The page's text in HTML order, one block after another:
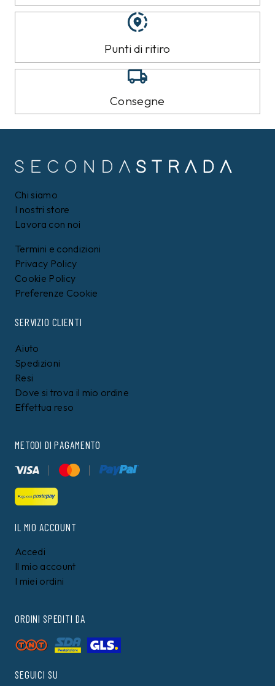
Punti di ritiro
Consegne
Chi siamo
I nostri store
Lavora con noi
Termini e condizioni
Privacy Policy
Cookie Policy
Preferenze Cookie
SERVIZIO CLIENTI
Aiuto
Spedizioni
Resi
Dove si trova il mio ordine
Effettua reso
METODI DI PAGAMENTO
IL MIO ACCOUNT
Accedi
Il mio account
I miei ordini
ORDINI SPEDITI DA
SEGUICI SU